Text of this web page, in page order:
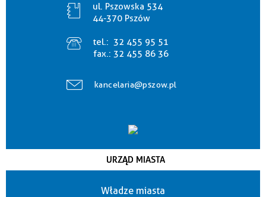
ul. Pszowska 534
44-370 Pszów
tel.: 32 455 95 51
fax.: 32 455 86 36
kancelaria@pszow.pl
URZĄD MIASTA
Władze miasta